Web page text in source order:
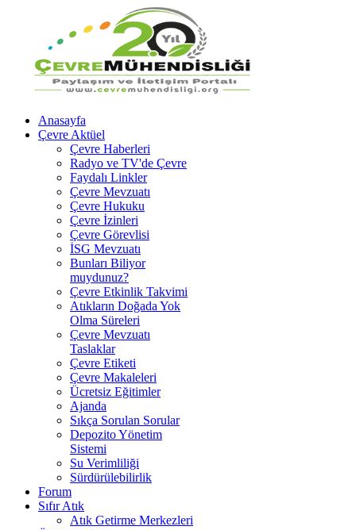
Anasayfa
Çevre Aktüel
Çevre Haberleri
Radyo ve TV'de Çevre
Faydalı Linkler
Çevre Mevzuatı
Çevre Hukuku
Çevre İzinleri
Çevre Görevlisi
İSG Mevzuatı
Bunları Biliyor
muydunuz?
Çevre Etkinlik Takvimi
Atıkların Doğada Yok
Olma Süreleri
Çevre Mevzuatı
Taslaklar
Çevre Etiketi
Çevre Makaleleri
Ücretsiz Eğitimler
Ajanda
Sıkça Sorulan Sorular
Depozito Yönetim
Sistemi
Su Verimliliği
Sürdürülebilirlik
Forum
Sıfır Atık
Atık Getirme Merkezleri